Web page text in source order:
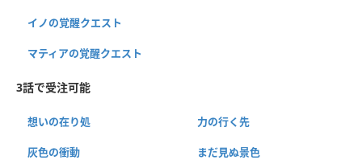
イノの覚醒クエスト
マティアの覚醒クエスト
3話で受注可能
想いの在り処 力の行く先
灰色の衝動 まだ見ぬ景色